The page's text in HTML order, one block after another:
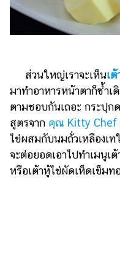
ไลฟ์
ไตล์
ดูด
วง
ผู้
หญิง
ผู้ชาย
สุขภาพ
ส่วนใหญ่เราจะเห็นเ
มาทำอาหารหน้าตาก็ซ้ำเ
ตามชอบกันเถอะ กระปุก
สูตรจาก คุณ Kitty Chef
ไข่ผสมกับนมถั่วเหลืองเ
จะต่อยอดเอาไปทำเมนูเ
หรือเต้าหู้ไข่ผัดเห็ดเข็มท